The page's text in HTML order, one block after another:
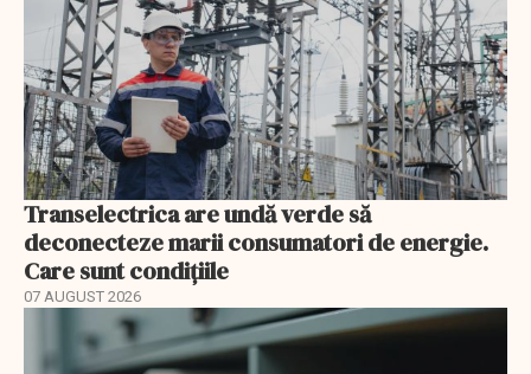
Transelectrica are undă verde să
deconecteze marii consumatori de energie.
Care sunt condițiile
07 AUGUST 2026